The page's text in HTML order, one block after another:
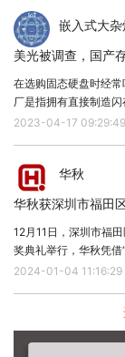
年)》中提出推
③工信部在《“
出加强卫星通
与中低轨卫星
善空间信息基
五年内虽取得
项，如在国际
化布局尚不完
因此，为加快
相应的发展目
发展目标主要
体系。
核心支撑，推动元宇
嵌入式大杂
美光被调查，国产
在选购固态硬盘时经
厂是指拥有直接制造
星、美光、铠侠、闪迪
2023-04-17 09:29:49
华秋
12月11日，深圳市福
奖典礼举行，华秋凭借
探索应用”项目荣获福
22年获得优胜奖后，
2024-01-04 11:16:29